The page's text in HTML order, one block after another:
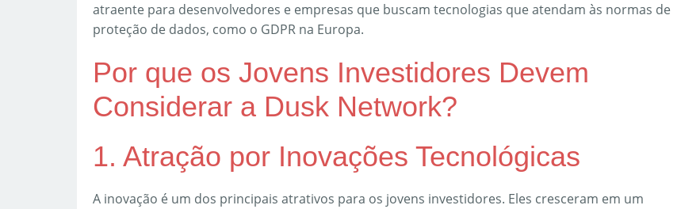
atraente para desenvolvedores e empresas que buscam tecnologias que atendam às normas de
proteção de dados, como o GDPR na Europa.
Por que os Jovens Investidores Devem
Considerar a Dusk Network?
1. Atração por Inovações Tecnológicas
A inovação é um dos principais atrativos para os jovens investidores. Eles cresceram em um